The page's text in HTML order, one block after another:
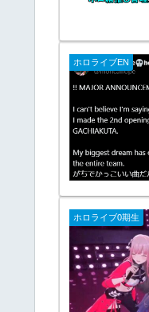
ホロライブEN
ホロライブ0期生